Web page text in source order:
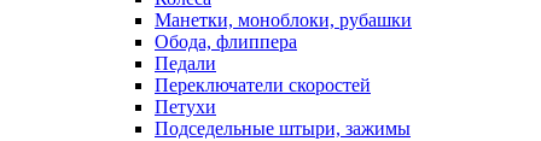
Манетки, моноблоки, рубашки
Обода, флиппера
Педали
Переключатели скоростей
Петухи
Подседельные штыри, зажимы